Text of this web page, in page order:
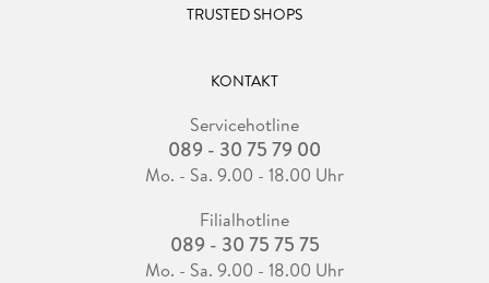
TRUSTED SHOPS
KONTAKT
Servicehotline
089 - 30 75 79 00
Mo. - Sa. 9.00 - 18.00 Uhr
Filialhotline
089 - 30 75 75 75
Mo. - Sa. 9.00 - 18.00 Uhr